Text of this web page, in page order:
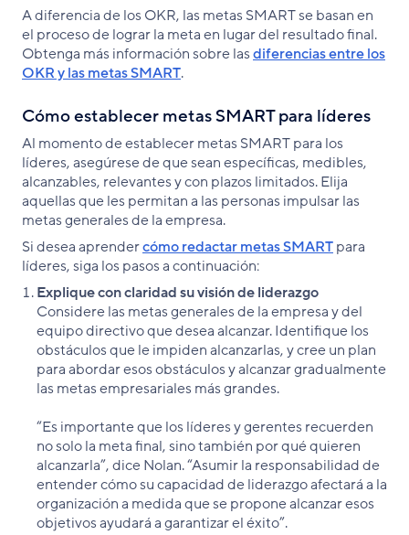
A diferencia de los OKR, las metas SMART se basan en
el proceso de lograr la meta en lugar del resultado final.
Obtenga más información sobre lasdiferencias entre los
OKR y las metas SMART.
Cómo establecer metas SMART para líderes
Al momento de establecer metas SMART para los
líderes, asegúrese de que sean específicas, medibles,
alcanzables, relevantes y con plazos limitados. Elija
aquellas que les permitan a las personas impulsar las
metas generales de la empresa.
Si desea aprendercómo redactar metas SMARTpara
líderes, siga los pasos a continuación:
Explique con claridad su visión de liderazgo
Considere las metas generales de la empresa y del
equipo directivo que desea alcanzar. Identifique los
obstáculos que le impiden alcanzarlas, y cree un plan
para abordar esos obstáculos y alcanzar gradualmente
las metas empresariales más grandes.
“Es importante que los líderes y gerentes recuerden
no solo la meta final, sino también por qué quieren
alcanzarla”, dice Nolan. “Asumir la responsabilidad de
entender cómo su capacidad de liderazgo afectará a la
organización a medida que se propone alcanzar esos
objetivos ayudará a garantizar el éxito”.